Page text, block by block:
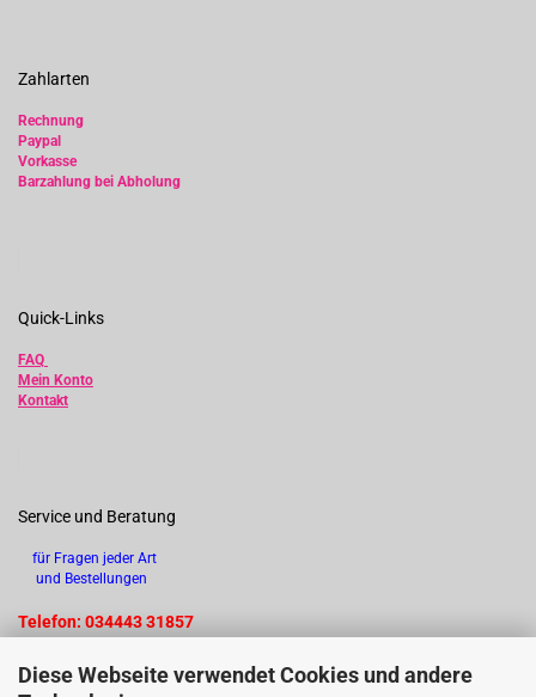
Diese Webseite verwendet Cookies und andere
Zahlarten
Rechnung
Paypal
Vorkasse
Barzahlung bei Abholung
Quick-Links
FAQ
Mein Konto
Kontakt
Service und Beratung
für Fragen jeder Art
und Bestellungen
Telefon: 034443 31857